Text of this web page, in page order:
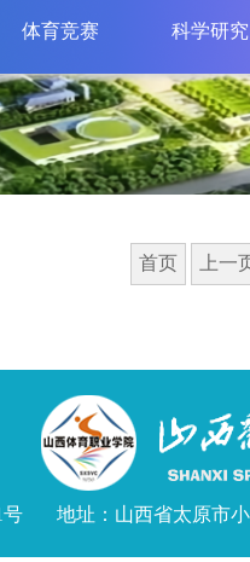
体育竞赛 科学研究
首页 上一
地址：山西省太原市